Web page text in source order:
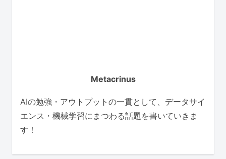
Metacrinus
AIの勉強・アウトプットの一貫として、データサイ
エンス・機械学習にまつわる話題を書いていきま
す！